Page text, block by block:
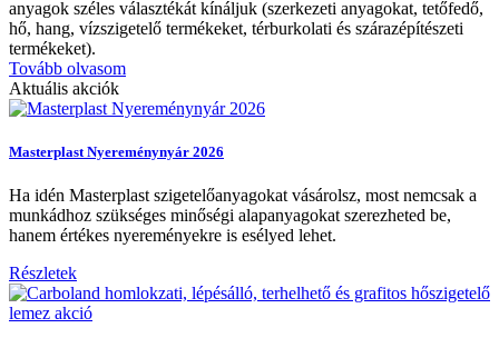
anyagok széles választékát kínáljuk (szerkezeti anyagokat, tetőfedő,
hő, hang, vízszigetelő termékeket, térburkolati és szárazépítészeti
termékeket).
Tovább olvasom
Aktuális akciók
Masterplast Nyereménynyár 2026
Ha idén Masterplast szigetelőanyagokat vásárolsz, most nemcsak a
munkádhoz szükséges minőségi alapanyagokat szerezheted be,
hanem értékes nyereményekre is esélyed lehet.
Részletek